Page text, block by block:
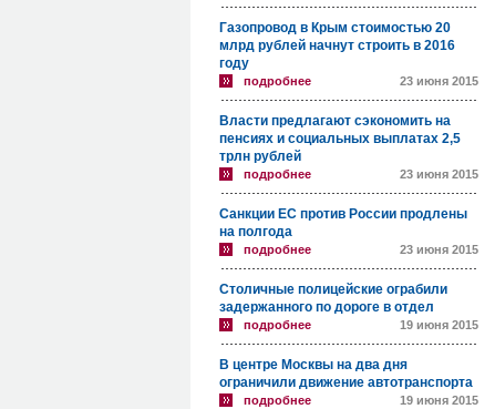
Газопровод в Крым стоимостью 20
млрд рублей начнут строить в 2016
году
подробнее 23 июня 2015
Власти предлагают сэкономить на
пенсиях и социальных выплатах 2,5
трлн рублей
подробнее 23 июня 2015
Санкции ЕС против России продлены
на полгода
подробнее 23 июня 2015
Столичные полицейские ограбили
задержанного по дороге в отдел
подробнее 19 июня 2015
В центре Москвы на два дня
ограничили движение автотранспорта
подробнее 19 июня 2015